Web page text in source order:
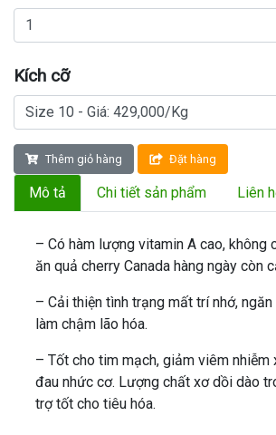
Kích cỡ
Thêm giỏ hàng Đặt hàng
Mô tả Chi tiết sản phẩm Liên
– Có hàm lượng vitamin A cao, không
ăn quả cherry Canada hàng ngày còn
– Cải thiện tình trạng mất trí nhớ,
làm chậm lão hóa.
– Tốt cho tim mạch, giảm viêm nhiễm
đau nhức cơ. Lượng chất xơ dồi dào
trợ tốt cho tiêu hóa.